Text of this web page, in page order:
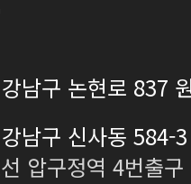
남구 논현로 837
남구 신사동 584-
압구정역 4번출